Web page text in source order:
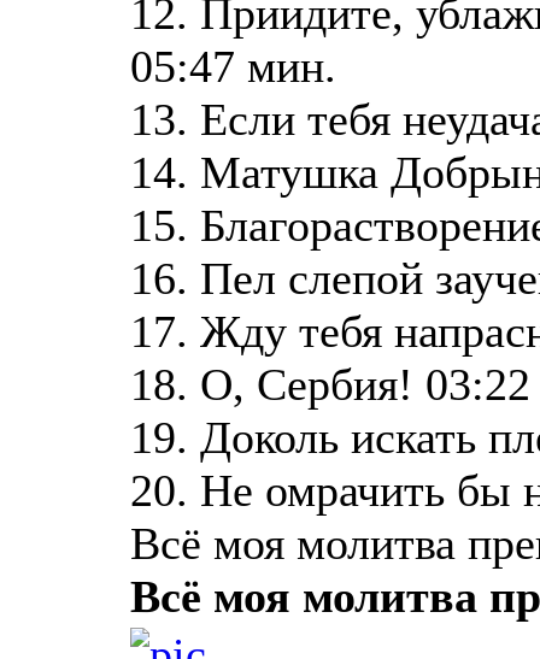
12. Приидите,
05:47 мин.
13. Если тебя
14. Матушка
15.
16. Пел слепой
17. Жду тебя
18. О, Сербия!
19. Доколь искать
20. Не омрачить бы
Всё моя молитва
Всё моя молитва